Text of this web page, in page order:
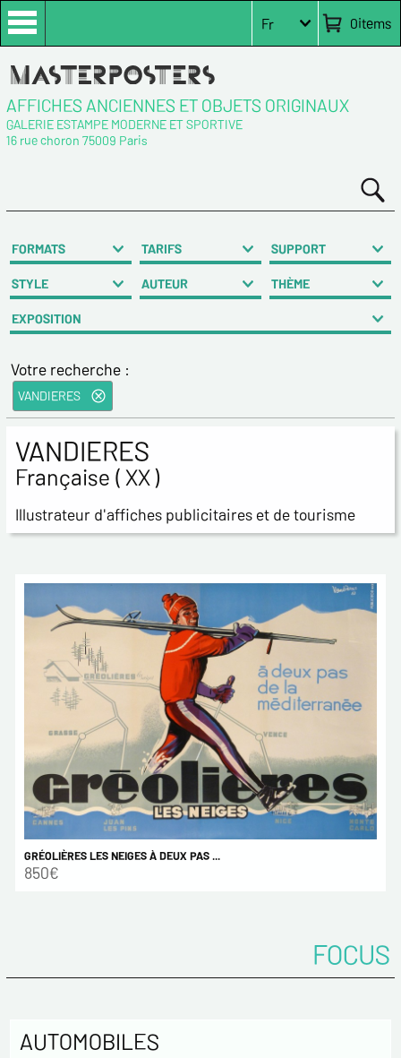
0items
Fr
AFFICHES ANCIENNES ET OBJETS ORIGINAUX
GALERIE ESTAMPE MODERNE ET SPORTIVE
16 rue choron 75009 Paris
FORMATS TARIFS SUPPORT
STYLE AUTEUR THÈME
EXPOSITION
Votre recherche :
VANDIERES
VANDIERES
Française ( XX )
Illustrateur d'affiches publicitaires et de tourisme
GRÉOLIÈRES LES NEIGES À DEUX PAS ...
850€
FOCUS
AUTOMOBILES